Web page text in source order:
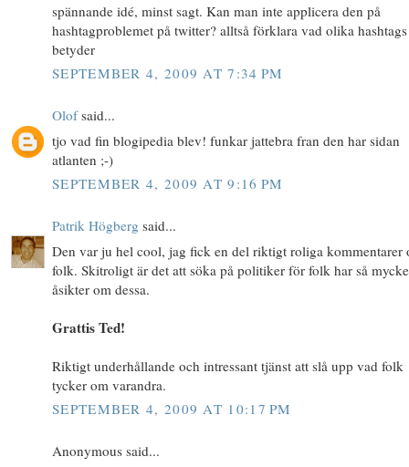
spännande idé, minst sagt. Kan man inte applicera den på
hashtagproblemet på twitter? alltså förklara vad olika hashtags
betyder
SEPTEMBER 4, 2009 AT 7:34 PM
Olofsaid...
tjo vad fin blogipedia blev! funkar jattebra fran den har sidan
atlanten ;-)
SEPTEMBER 4, 2009 AT 9:16 PM
Patrik Högberg said...
Den var ju hel cool, jag fick en del riktigt roliga kommentarer
folk. Skitroligt är det att söka på politiker för folk har så
åsikter om dessa.
Grattis Ted!
Riktigt underhållande och intressant tjänst att slå upp vad folk
tycker om varandra.
SEPTEMBER 4, 2009 AT 10:17 PM
Anonymous said...